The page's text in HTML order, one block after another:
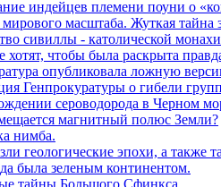
индейцев племени поуни о
масштаба. Жуткая тайна
сивиллы - католической
хотят, чтобы была раскрыта
опубликовала ложную
Генпрокуратуры о гибели
сероводорода в Черном
магнитный полюс Земли?
нимба.
геологические эпохи, а также
была зеленым континентом.